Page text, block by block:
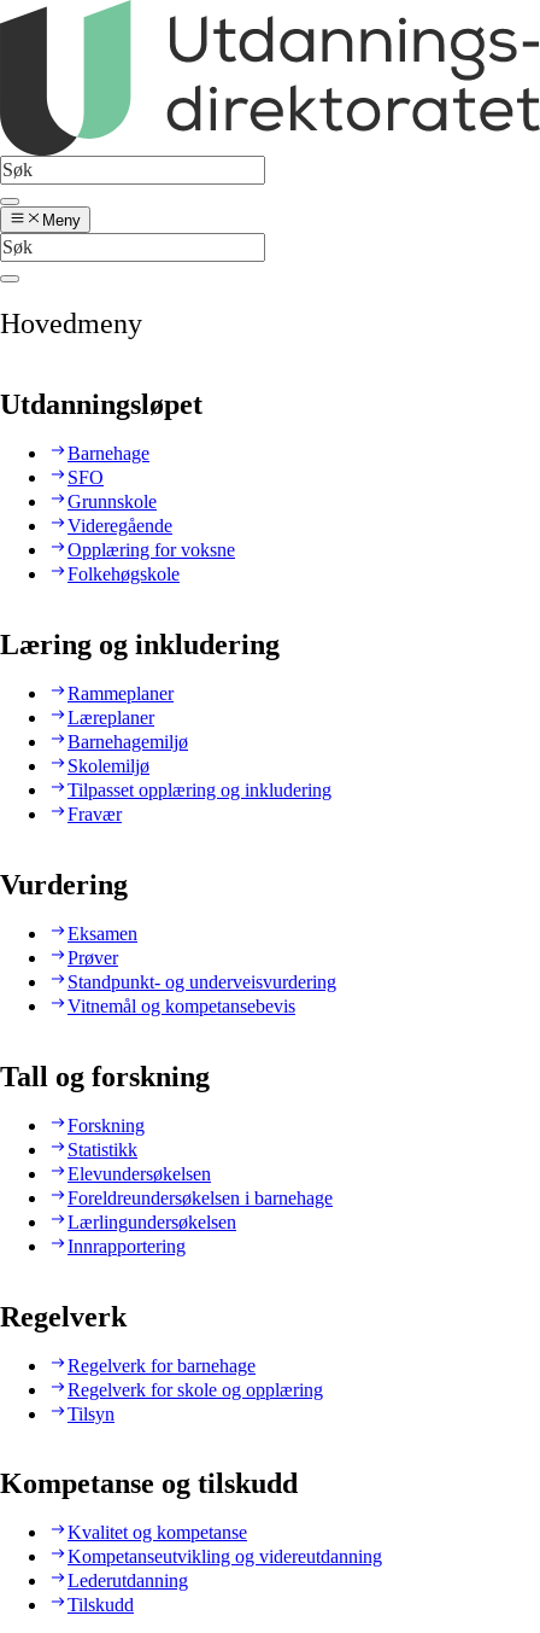
Meny
Hovedmeny
Utdanningsløpet
Barnehage
SFO
Grunnskole
Videregående
Opplæring for voksne
Folkehøgskole
Læring og inkludering
Rammeplaner
Læreplaner
Barnehagemiljø
Skolemiljø
Tilpasset opplæring og inkludering
Fravær
Vurdering
Eksamen
Prøver
Standpunkt- og underveisvurdering
Vitnemål og kompetansebevis
Tall og forskning
Forskning
Statistikk
Elevundersøkelsen
Foreldreundersøkelsen i barnehage
Lærlingundersøkelsen
Innrapportering
Regelverk
Regelverk for barnehage
Regelverk for skole og opplæring
Tilsyn
Kompetanse og tilskudd
Kvalitet og kompetanse
Kompetanseutvikling og videreutdanning
Lederutdanning
Tilskudd